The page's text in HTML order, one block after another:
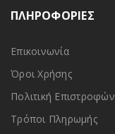
ΠΛΗΡΟΦΟΡΙΕΣ
Επικοινωνία
Όροι Χρήσης
Πολιτική Επιστροφών
Τρόποι Πληρωμής